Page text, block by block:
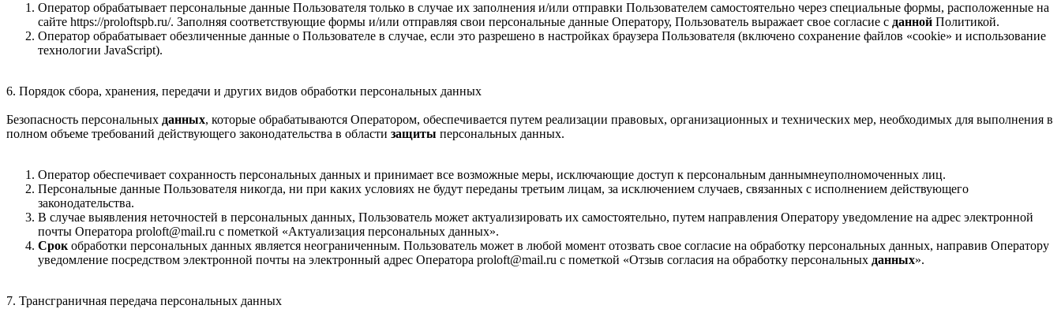
Оператор обрабатывает персональные данные Пользователя только в случае их заполнения и/или отправки Пользователем самостоятельно через специальные формы, расположенные на
сайте https://proloftspb.ru/. Заполняя соответствующие формы и/или отправляя свои персональные данные Оператору, Пользователь выражает свое согласие с данной Политикой.
Оператор обрабатывает обезличенные данные о Пользователе в случае, если это разрешено в настройках браузера Пользователя (включено сохранение файлов «cookie» и использование
технологии JavaScript).
6. Порядок сбора, хранения, передачи и других видов обработки персональных данных
Безопасность персональных данных, которые обрабатываются Оператором, обеспечивается путем реализации правовых, организационных и технических мер, необходимых для выполнения в
полном объеме требований действующего законодательства в области защиты персональных данных.
Оператор обеспечивает сохранность персональных данных и принимает все возможные меры, исключающие доступ к персональным даннымнеуполномоченных лиц.
Персональные данные Пользователя никогда, ни при каких условиях не будут переданы третьим лицам, за исключением случаев, связанных с исполнением действующего
законодательства.
В случае выявления неточностей в персональных данных, Пользователь может актуализировать их самостоятельно, путем направления Оператору уведомление на адрес электронной
почты Оператора proloft@mail.ru с пометкой «Актуализация персональных данных».
Срок обработки персональных данных является неограниченным. Пользователь может в любой момент отозвать свое согласие на обработку персональных данных, направив Оператору
уведомление посредством электронной почты на электронный адрес Оператора proloft@mail.ru с пометкой «Отзыв согласия на обработку персональных данных».
7. Трансграничная передача персональных данных